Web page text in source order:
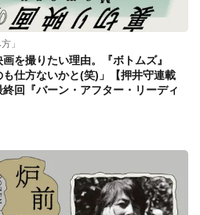
」
を撮りたい理由。『ボトムズ』
仕方ないかと(笑)」【押井守連載
終回『バーン・アフター・リーディ